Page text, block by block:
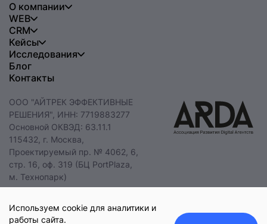
О компании
WEB
CRM
Кейсы
Исследования
Блог
Контакты
ООО "АЙТРЕК ЭФФЕКТИВНЫЕ
РЕШЕНИЯ", ИНН: 7719883277
Основной ОКВЭД: 63.11.1
115432, г. Москва,
Проектируемый пр. № 4062, 6,
стр. 16, оф. 319 (БЦ PortPlaza,
м. Технопарк)
Используем cookie для аналитики и
работы сайта.